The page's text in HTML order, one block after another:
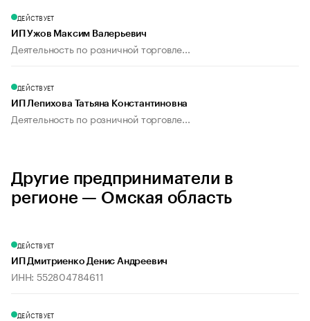
ДЕЙСТВУЕТ
ИП Ужов Максим Валерьевич
Деятельность по розничной торговле...
ДЕЙСТВУЕТ
ИП Лепихова Татьяна Константиновна
Деятельность по розничной торговле...
Другие предприниматели в
регионе — Омская область
ДЕЙСТВУЕТ
ИП Дмитриенко Денис Андреевич
ИНН: 552804784611
ДЕЙСТВУЕТ